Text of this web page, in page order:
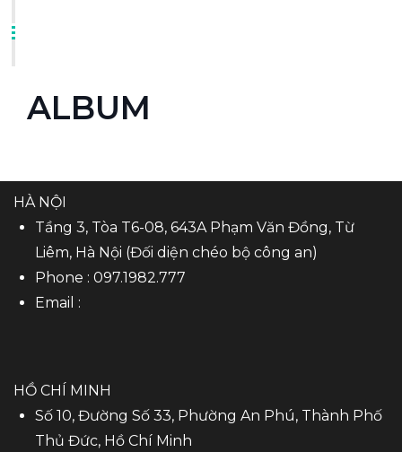
ALBUM
HÀ NỘI
Tầng 3, Tòa T6-08, 643A Phạm Văn Đồng, Từ
Liêm, Hà Nội (Đối diện chéo bộ công an)
Phone : 097.1982.777
Email :
HỒ CHÍ MINH
Số 10, Đường Số 33, Phường An Phú, Thành Phố
Thủ Đức, Hồ Chí Minh